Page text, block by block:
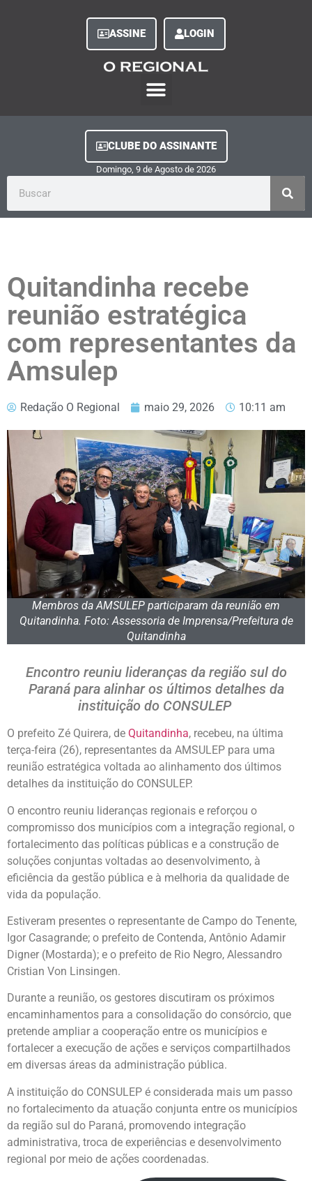
ASSINE LOGIN
CLUBE DO ASSINANTE
Domingo, 9 de Agosto de 2026
Quitandinha recebe
reunião estratégica
com representantes da
Amsulep
Redação O Regional maio 29, 2026 10:11 am
Membros da AMSULEP participaram da reunião em
Quitandinha. Foto: Assessoria de Imprensa/Prefeitura de
Quitandinha
Encontro reuniu lideranças da região sul do
Paraná para alinhar os últimos detalhes da
instituição do CONSULEP
O prefeito Zé Quirera, de Quitandinha, recebeu, na última
terça-feira (26), representantes da AMSULEP para uma
reunião estratégica voltada ao alinhamento dos últimos
detalhes da instituição do CONSULEP.
O encontro reuniu lideranças regionais e reforçou o
compromisso dos municípios com a integração regional, o
fortalecimento das políticas públicas e a construção de
soluções conjuntas voltadas ao desenvolvimento, à
eficiência da gestão pública e à melhoria da qualidade de
vida da população.
Estiveram presentes o representante de Campo do Tenente,
Igor Casagrande; o prefeito de Contenda, Antônio Adamir
Digner (Mostarda); e o prefeito de Rio Negro, Alessandro
Cristian Von Linsingen.
Durante a reunião, os gestores discutiram os próximos
encaminhamentos para a consolidação do consórcio, que
pretende ampliar a cooperação entre os municípios e
fortalecer a execução de ações e serviços compartilhados
em diversas áreas da administração pública.
A instituição do CONSULEP é considerada mais um passo
no fortalecimento da atuação conjunta entre os municípios
da região sul do Paraná, promovendo integração
administrativa, troca de experiências e desenvolvimento
regional por meio de ações coordenadas.